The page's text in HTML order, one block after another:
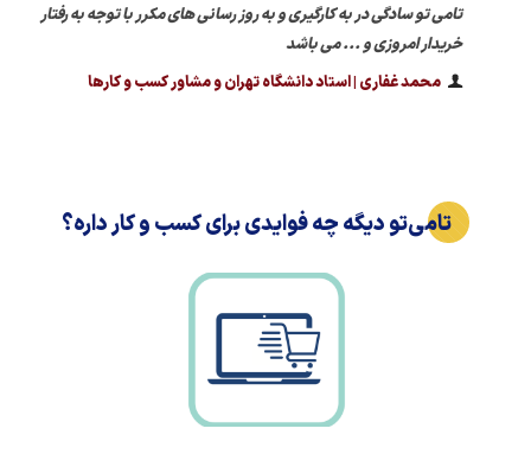
تامی تو سادگی در به کارگیری و به روز رسانی های مکرر با توجه به رفتار
خریدار امروزی و ... می باشد
محمد غفاری | استاد دانشگاه تهران و مشاور کسب و کارها
تامی‌تو دیگه چه فوایدی برای کسب و کار داره؟